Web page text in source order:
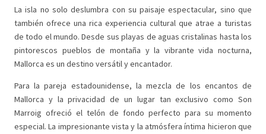
La isla no solo deslumbra con su paisaje espectacular, sino que
también ofrece una rica experiencia cultural que atrae a turistas
de todo el mundo. Desde sus playas de aguas cristalinas hasta los
pintorescos pueblos de montaña y la vibrante vida nocturna,
Mallorca es un destino versátil y encantador.
Para la pareja estadounidense, la mezcla de los encantos de
Mallorca y la privacidad de un lugar tan exclusivo como Son
Marroig ofreció el telón de fondo perfecto para su momento
especial. La impresionante vista y la atmósfera íntima hicieron que